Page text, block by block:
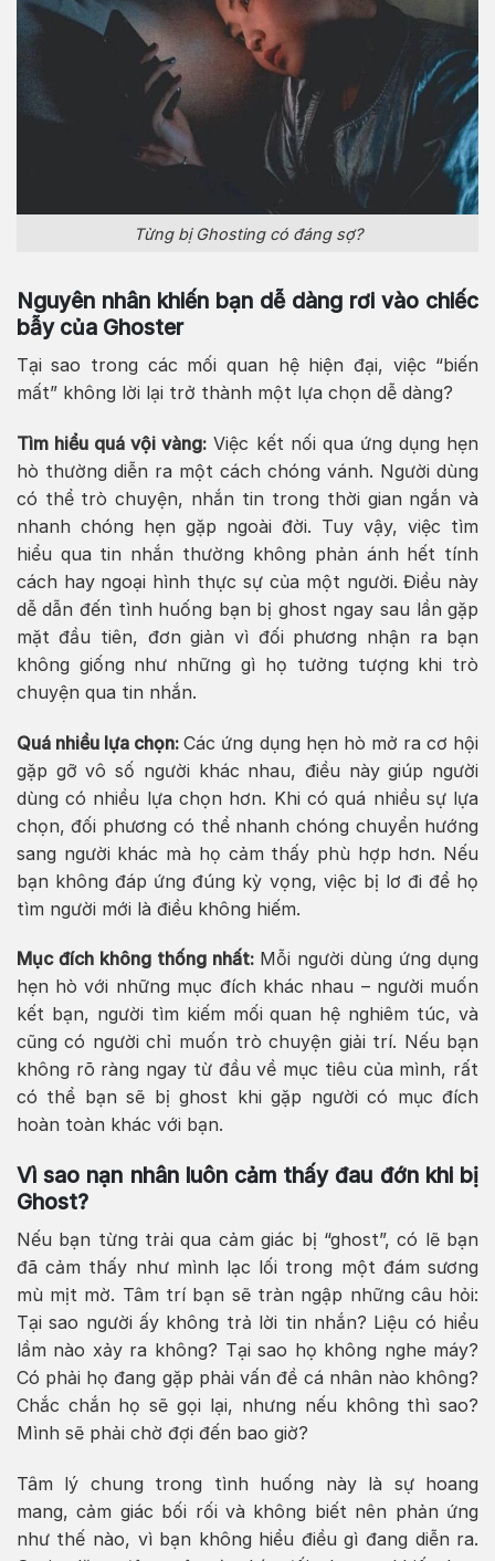
Từng bị Ghosting có đáng sợ?
Nguyên nhân khiến bạn dễ dàng rơi vào chiếc
bẫy của Ghoster
Tại sao trong các mối quan hệ hiện đại, việc “biến
mất” không lời lại trở thành một lựa chọn dễ dàng?
Tìm hiểu quá vội vàng: Việc kết nối qua ứng dụng hẹn
hò thường diễn ra một cách chóng vánh. Người dùng
có thể trò chuyện, nhắn tin trong thời gian ngắn và
nhanh chóng hẹn gặp ngoài đời. Tuy vậy, việc tìm
hiểu qua tin nhắn thường không phản ánh hết tính
cách hay ngoại hình thực sự của một người. Điều này
dễ dẫn đến tình huống bạn bị ghost ngay sau lần gặp
mặt đầu tiên, đơn giản vì đối phương nhận ra bạn
không giống như những gì họ tưởng tượng khi trò
chuyện qua tin nhắn.
Quá nhiều lựa chọn:Các ứng dụng hẹn hò mở ra cơ hội
gặp gỡ vô số người khác nhau, điều này giúp người
dùng có nhiều lựa chọn hơn. Khi có quá nhiều sự lựa
chọn, đối phương có thể nhanh chóng chuyển hướng
sang người khác mà họ cảm thấy phù hợp hơn. Nếu
bạn không đáp ứng đúng kỳ vọng, việc bị lơ đi để họ
tìm người mới là điều không hiếm.
Mục đích không thống nhất: Mỗi người dùng ứng dụng
hẹn hò với những mục đích khác nhau – người muốn
kết bạn, người tìm kiếm mối quan hệ nghiêm túc, và
cũng có người chỉ muốn trò chuyện giải trí. Nếu bạn
không rõ ràng ngay từ đầu về mục tiêu của mình, rất
có thể bạn sẽ bị ghost khi gặp người có mục đích
hoàn toàn khác với bạn.
Vì sao nạn nhân luôn cảm thấy đau đớn khi bị
Ghost?
Nếu bạn từng trải qua cảm giác bị “ghost”, có lẽ bạn
đã cảm thấy như mình lạc lối trong một đám sương
mù mịt mờ. Tâm trí bạn sẽ tràn ngập những câu hỏi:
Tại sao người ấy không trả lời tin nhắn? Liệu có hiểu
lầm nào xảy ra không? Tại sao họ không nghe máy?
Có phải họ đang gặp phải vấn đề cá nhân nào không?
Chắc chắn họ sẽ gọi lại, nhưng nếu không thì sao?
Mình sẽ phải chờ đợi đến bao giờ?
Tâm lý chung trong tình huống này là sự hoang
mang, cảm giác bối rối và không biết nên phản ứng
như thế nào, vì bạn không hiểu điều gì đang diễn ra.